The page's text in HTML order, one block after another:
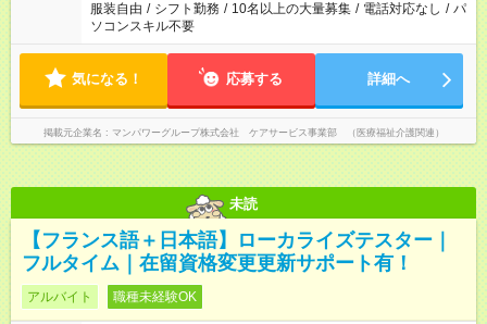
服装自由 / シフト勤務 / 10名以上の大量募集 / 電話対応なし / パ
ソコンスキル不要
気になる！ 応募する 詳細へ
掲載元企業名 マンパワーグループ株式会社 ケアサービス事業部 （医療福祉介護関連）
未読
【フランス語＋日本語】ローカライズテスター｜
フルタイム｜在留資格変更更新サポート有！
アルバイト 職種未経験OK